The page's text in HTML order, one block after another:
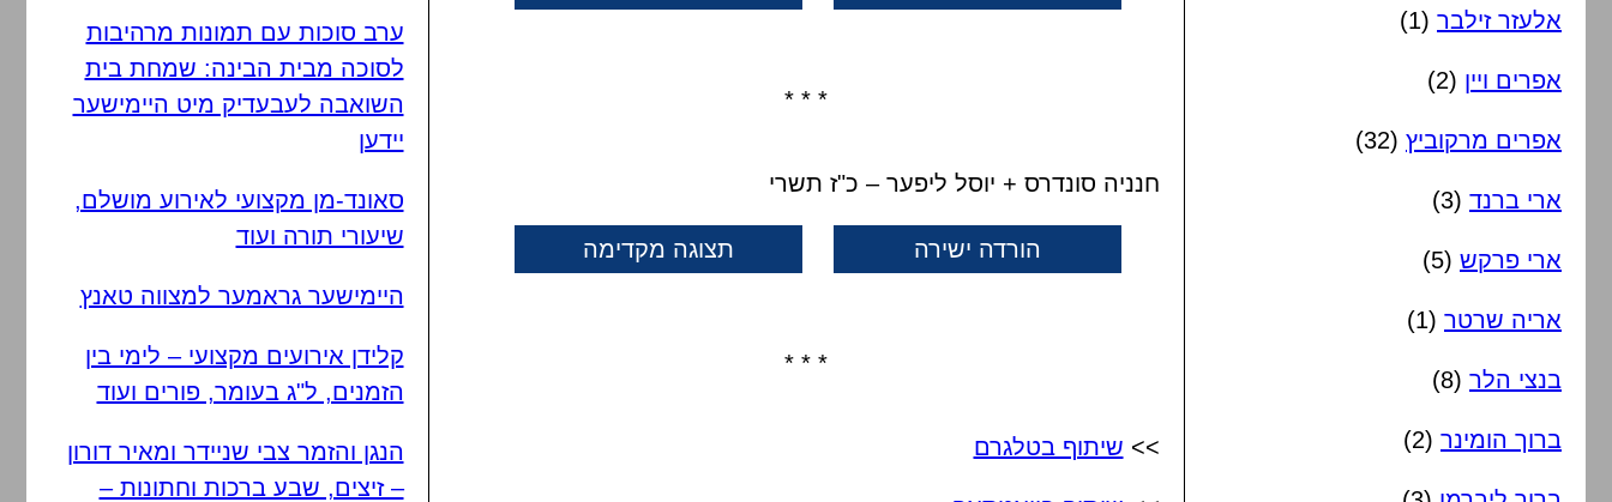
* * *
חנניה סונדרס + יוסל ליפער – כ"ז תשרי
הורדה ישירה תצוגה מקדימה
* * *
>> שיתוף בטלגרם
אלעזר זילבר (1)
אפרים ויין (2)
אפרים מרקוביץ (32)
ארי ברנד (3)
ארי פרקש (5)
אריה שרטר (1)
בנצי הלר (8)
ברוך הומינר (2)
ערב סוכות עם תמונות מרהיבות
לסוכה מבית הבינה: שמחת בית
השואבה לעבעדיק מיט היימישער
יידען
סאונד-מן מקצועי לאירוע מושלם,
שיעורי תורה ועוד
היימישער גראמער למצווה טאנץ
קלידן אירועים מקצועי – לימי בין
הזמנים, ל"ג בעומר, פורים ועוד
הנגן והזמר צבי שניידר ומאיר דורון
– זיצים, שבע ברכות וחתונות –